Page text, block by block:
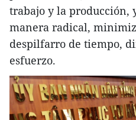
trabajo y la producción,
manera radical,
despilfarro de tiempo,
esfuerzo.